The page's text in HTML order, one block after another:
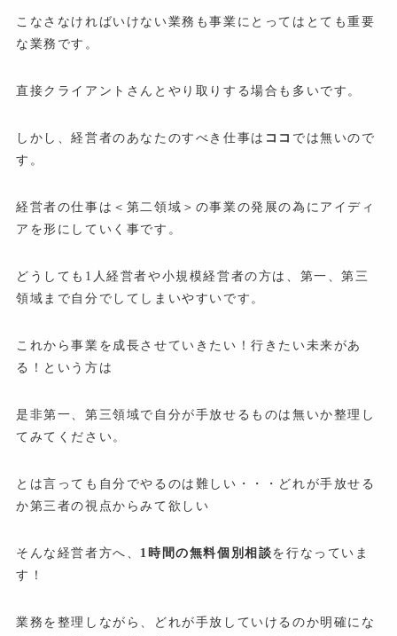
こなさなければいけない業務も事業にとってはとても重要
な業務です。
直接クライアントさんとやり取りする場合も多いです。
しかし、経営者のあなたのすべき仕事は ココ では無いので
す。
経営者の仕事は＜第二領域＞の事業の発展の為にアイディ
アを形にしていく事です。
どうしても1人経営者や小規模経営者の方は、第一、第三
領域まで自分でしてしまいやすいです。
これから事業を成長させていきたい！行きたい未来があ
る！という方は
是非第一、第三領域で自分が手放せるものは無いか整理し
てみてください。
とは言っても自分でやるのは難しい・・・どれが手放せる
か第三者の視点からみて欲しい
そんな経営者方へ、 1時間の無料個別相談を行なっていま
す！
業務を整理しながら、どれが手放していけるのか明確にな